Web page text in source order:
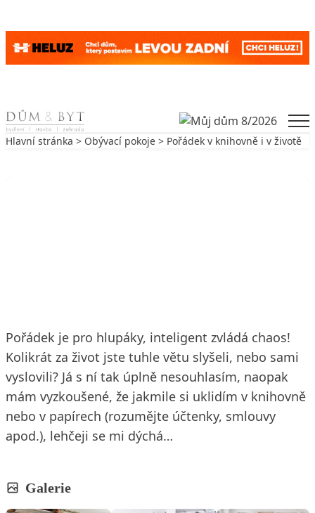
Skip to content
Hlavní stránka > Obývací pokoje > Pořádek v knihovně i v životě
Pořádek je pro hlupáky, inteligent zvládá chaos!
Kolikrát za život jste tuhle větu slyšeli, nebo sami
vyslovili? Já s ní tak úplně nesouhlasím, naopak
mám vyzkoušené, že jakmile si uklidím v knihovně
nebo v papírech (rozumějte účtenky, smlouvy
apod.), lehčeji se mi dýchá…
Galerie